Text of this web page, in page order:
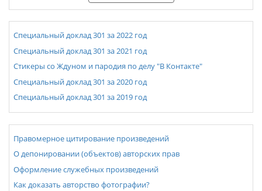
Специальный доклад 301 за 2022 год
Специальный доклад 301 за 2021 год
Стикеры со Ждуном и пародия по делу "В Контакте"
Специальный доклад 301 за 2020 год
Специальный доклад 301 за 2019 год
Правомерное цитирование произведений
О депонировании (объектов) авторских прав
Оформление служебных произведений
Как доказать авторство фотографии?